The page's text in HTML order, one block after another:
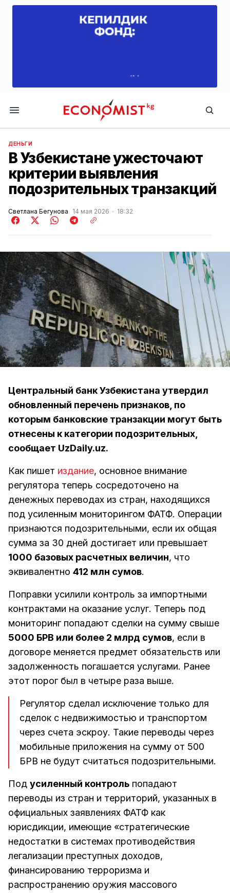
Economist.kg
ДЕНЬГИ
В Узбекистане ужесточают
критерии выявления
подозрительных транзакций
Светлана Бегунова 14 мая 2026 18:32
Центральный банк Узбекистана утвердил
обновленный перечень признаков, по
которым банковские транзакции могут быть
отнесены к категории подозрительных,
сообщает UzDaily.uz.
Как пишет издание, основное внимание
регулятора теперь сосредоточено на
денежных переводах из стран, находящихся
под усиленным мониторингом ФАТФ. Операции
признаются подозрительными, если их общая
сумма за 30 дней достигает или превышает
1000 базовых расчетных величин, что
эквивалентно 412 млн сумов.
Поправки усилили контроль за импортными
контрактами на оказание услуг. Теперь под
мониторинг попадают сделки на сумму свыше
5000 БРВ или более 2 млрд сумов, если в
договоре меняется предмет обязательств или
задолженность погашается услугами. Ранее
этот порог был в четыре раза выше.
Регулятор сделал исключение только для
сделок с недвижимостью и транспортом
через счета эскроу. Такие переводы через
мобильные приложения на сумму от 500
БРВ не будут считаться подозрительными.
Под усиленный контроль попадают
переводы из стран и территорий, указанных в
официальных заявлениях ФАТФ как
юрисдикции, имеющие «стратегические
недостатки в системах противодействия
легализации преступных доходов,
финансированию терроризма и
распространению оружия массового